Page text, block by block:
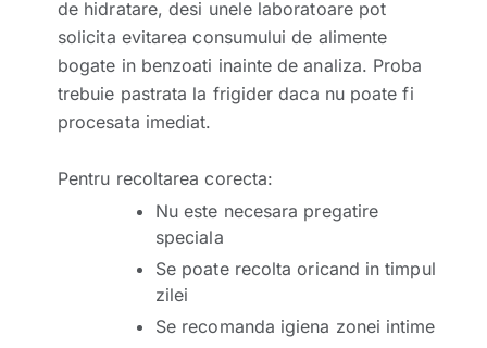
de hidratare, desi unele laboratoare pot
solicita evitarea consumului de alimente
bogate in benzoati inainte de analiza. Proba
trebuie pastrata la frigider daca nu poate fi
procesata imediat.
Pentru recoltarea corecta:
Nu este necesara pregatire
speciala
Se poate recolta oricand in timpul
zilei
Se recomanda igiena zonei intime